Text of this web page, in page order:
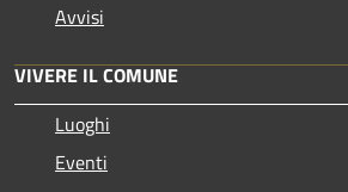
Avvisi
VIVERE IL COMUNE
Luoghi
Eventi